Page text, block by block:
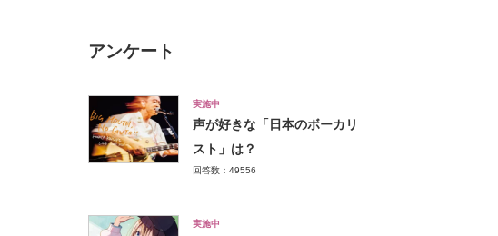
アンケート
実施中
声が好きな「日本のボーカリ
スト」は？
回答数：49556
実施中